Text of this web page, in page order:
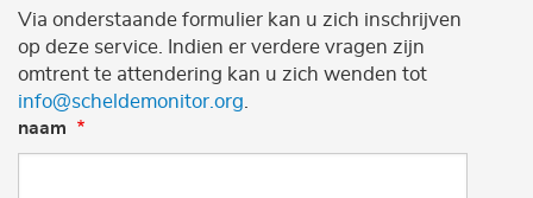
Via onderstaande formulier kan u zich inschrijven
op deze service. Indien er verdere vragen zijn
omtrent te attendering kan u zich wenden tot
info@scheldemonitor.org
naam